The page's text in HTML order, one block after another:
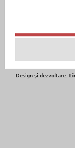
Design şi dezvoltare: